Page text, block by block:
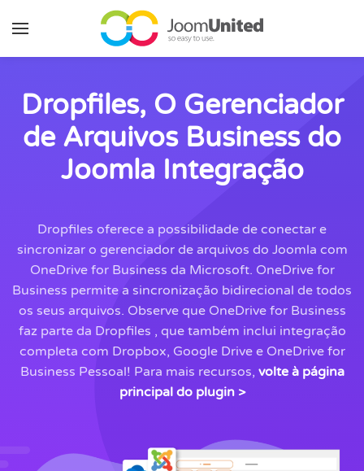
Pular para o conteúdo principal
Dropfiles, O Gerenciador
de Arquivos Business do
Joomla Integração
Dropfiles oferece a possibilidade de conectar e
sincronizar o gerenciador de arquivos do Joomla com
OneDrive for Business da Microsoft. OneDrive for
Business permite a sincronização bidirecional de todos
os seus arquivos. Observe que OneDrive for Business
faz parte da Dropfiles , que também inclui integração
completa com Dropbox, Google Drive e OneDrive for
Business Pessoal! Para mais recursos, volte à página
principal do plugin >